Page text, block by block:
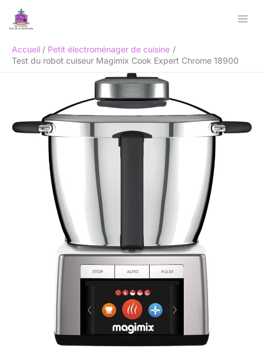
Accueil
Petit électroménager de cuisine
Test du robot cuiseur Magimix Cook Expert Chrome 18900
Rechercher